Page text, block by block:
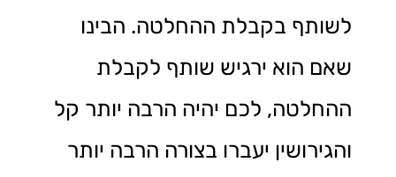
לשותף בקבלת ההחלטה. הבינו
שאם הוא ירגיש שותף לקבלת
ההחלטה, לכם יהיה הרבה יותר קל
והגירושין יעברו בצורה הרבה יותר